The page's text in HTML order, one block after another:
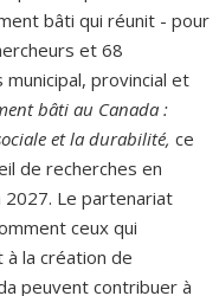
bâti qui réunit - pour
et 68
provincial et
bâti au Canada :
et la durabilité, ce
de recherches en
2027. Le partenariat
ceux qui
la création de
peuvent contribuer à